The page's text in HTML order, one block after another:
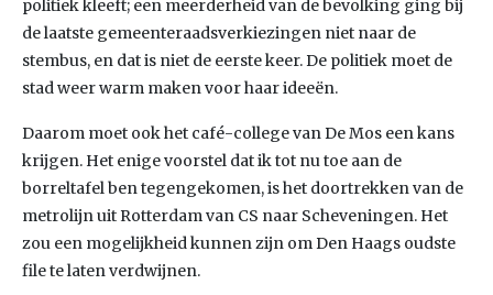
politiek kleeft; een meerderheid van de bevolking ging bij
de laatste gemeenteraadsverkiezingen niet naar de
stembus, en dat is niet de eerste keer. De politiek moet de
stad weer warm maken voor haar ideeën.
Daarom moet ook het café-college van De Mos een kans
krijgen. Het enige voorstel dat ik tot nu toe aan de
borreltafel ben tegengekomen, is het doortrekken van de
metrolijn uit Rotterdam van CS naar Scheveningen. Het
zou een mogelijkheid kunnen zijn om Den Haags oudste
file te laten verdwijnen.